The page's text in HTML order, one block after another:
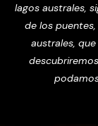
lagos australes,
de los
australes,